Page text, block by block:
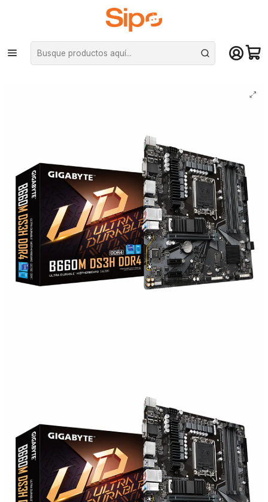
¡Compra hasta mediodía y recibe hoy! De lunes a sábado en el gran
Santiago. Envío gratis desde $29.990
Inicio Componentes PC Placas Madre Intel LGA 1700
Placa Madre Gigabyte Micro ATX B660M DS3H DDR4 - Intel LGA1700